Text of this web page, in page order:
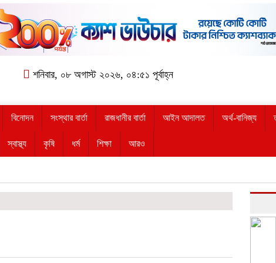
শনিবার, ০৮ অগাস্ট ২০২৬, ০৪:৫১ পূর্বাহ্ন
বিনোদন সংস্থার বার্তা রাজধানীর বার্তা আইন আদালত অর্থ-বানিজ্য
স্বাস্থ্য কৃষি ধর্ম শিক্ষা আরও